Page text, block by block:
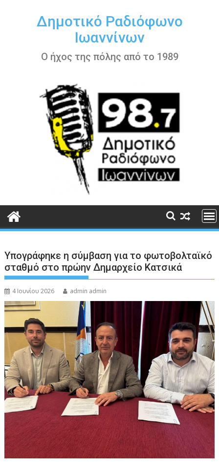
περιεχόμενοΔημοτικό Ραδιόφωνο
Ιωαννίνων
Ο ήχος της πόλης από το 1989
Υπογράφηκε η σύμβαση για το φωτοβολταϊκό
σταθμό στο πρώην Δημαρχείο Κατσικά
4 Ιουνίου 2026 admin admin